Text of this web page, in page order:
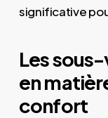
significative
Les
en
confort